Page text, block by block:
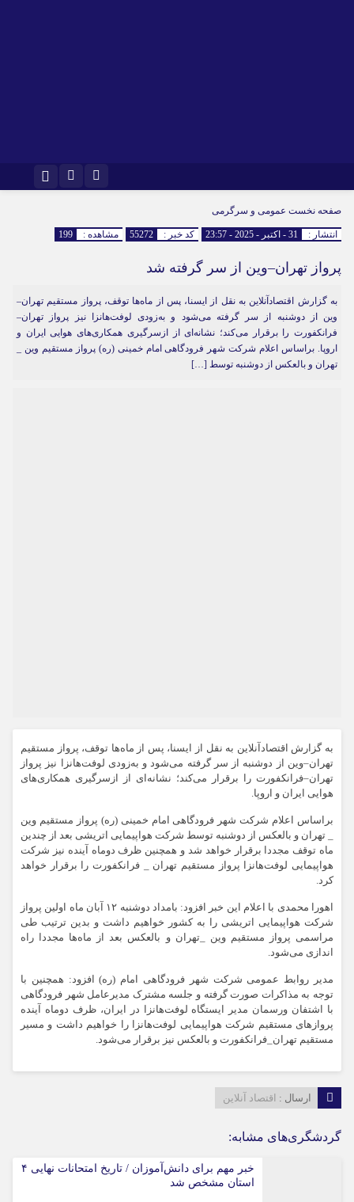
اینستاگرام
صفحه نخست عمومی و سرگرمی
انتشار : 31 - اکتبر - 2025 - 23:57 کد خبر : 55272 مشاهده : 199
پرواز تهران–وین از سر گرفته شد
به گزارش اقتصادآنلاین به نقل از ایسنا، پس از ماه‌ها توقف، پرواز مستقیم تهران–
وین از دوشنبه از سر گرفته می‌شود و به‌زودی لوفت‌هانزا نیز پرواز تهران–
فرانکفورت را برقرار می‌کند؛ نشانه‌ای از ازسرگیری همکاری‌های هوایی ایران و
اروپا. براساس اعلام شرکت شهر فرودگاهی امام خمینی (ره) پرواز مستقیم وین _
تهران و بالعکس از دوشنبه توسط […]
به گزارش اقتصادآنلاین به نقل از ایسنا، پس از ماه‌ها توقف، پرواز مستقیم
تهران–وین از دوشنبه از سر گرفته می‌شود و به‌زودی لوفت‌هانزا نیز پرواز
تهران–فرانکفورت را برقرار می‌کند؛ نشانه‌ای از ازسرگیری همکاری‌های
هوایی ایران و اروپا.
براساس اعلام شرکت شهر فرودگاهی امام خمینی (ره) پرواز مستقیم وین
_ تهران و بالعکس از دوشنبه توسط شرکت هواپیمایی اتریشی بعد از چندین
ماه توقف مجددا برقرار خواهد شد و همچنین ظرف دوماه آینده نیز شرکت
هواپیمایی لوفت‌هانزا پرواز مستقیم تهران _ فرانکفورت را برقرار خواهد
کرد.
اهورا محمدی با اعلام این خبر افزود: بامداد دوشنبه ۱۲ آبان ماه اولین پرواز
شرکت هواپیمایی اتریشی را به کشور خواهیم داشت و بدین ترتیب طی
مراسمی پرواز مستقیم وین _تهران و بالعکس بعد از ماه‌ها مجددا راه
اندازی می‌شود.
مدیر روابط عمومی شرکت شهر فرودگاهی امام (ره) افزود: همچنین با
توجه به مذاکرات صورت گرفته و جلسه مشترک مدیرعامل شهر فرودگاهی
با اشتفان ورسمان مدیر ایستگاه لوفت‌هانزا در ایران، ظرف دوماه آینده
پرواز‌های مستقیم شرکت هواپیمایی لوفت‌هانزا را خواهیم داشت و مسیر
مستقیم تهران_فرانکفورت و بالعکس نیز برقرار می‌شود.
ارسال : اقتصاد آنلاین
گردشگری‌های مشابه:
خبر مهم برای دانش‌آموزان / تاریخ امتحانات نهایی ۴
استان مشخص شد